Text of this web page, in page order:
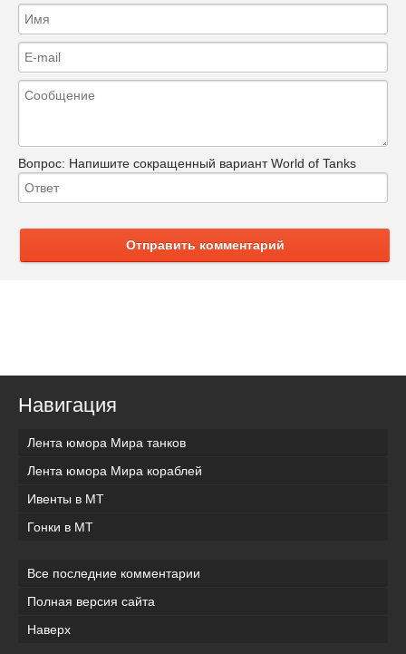
Вопрос: Напишите сокращенный вариант World of Tanks
Отправить комментарий
Навигация
Лента юмора Мира танков
Лента юмора Мира кораблей
Ивенты в МТ
Гонки в МТ
Все последние комментарии
Полная версия сайта
Наверх